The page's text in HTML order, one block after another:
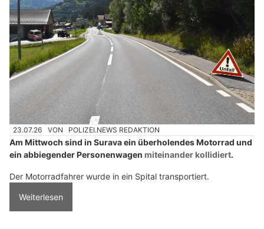
23.07.26 VON POLIZEI.NEWS REDAKTION
Am Mittwoch sind in Surava ein überholendes Motorrad und
ein abbiegender Personenwagen miteinander kollidiert.
Der Motorradfahrer wurde in ein Spital transportiert.
Weiterlesen